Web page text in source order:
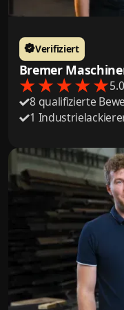
Bremer
Verifiziert
8 qualifizierte
1